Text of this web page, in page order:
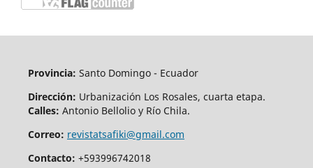
Provincia: Santo Domingo - Ecuador
Dirección: Urbanización Los Rosales, cuarta etapa.
Calles: Antonio Bellolio y Río Chila.
Correo: revistatsafiki@gmail.com
Contacto: +593996742018